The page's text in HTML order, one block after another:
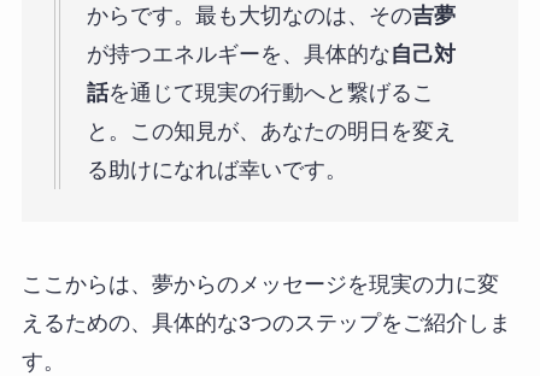
からです。最も大切なのは、その吉夢
が持つエネルギーを、具体的な自己対
話を通じて現実の行動へと繋げるこ
と。この知見が、あなたの明日を変え
る助けになれば幸いです。
ここからは、夢からのメッセージを現実の力に変
えるための、具体的な3つのステップをご紹介しま
す。